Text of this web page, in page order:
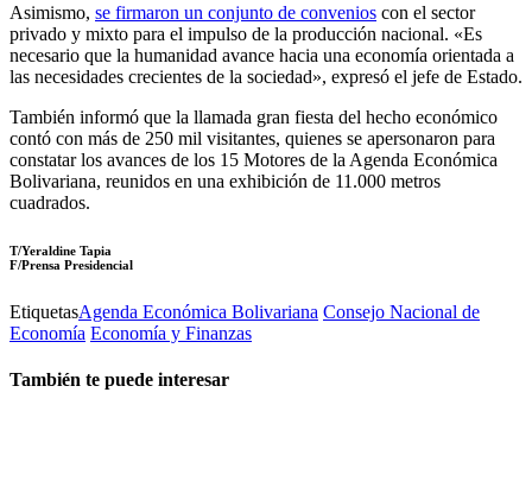
Asimismo, se firmaron un conjunto de convenios con el sector
privado y mixto para el impulso de la producción nacional. «Es
necesario que la humanidad avance hacia una economía orientada a
las necesidades crecientes de la sociedad», expresó el jefe de Estado.
También informó que la llamada gran fiesta del hecho económico
contó con más de 250 mil visitantes, quienes se apersonaron para
constatar los avances de los 15 Motores de la Agenda Económica
Bolivariana, reunidos en una exhibición de 11.000 metros
cuadrados.
T/Yeraldine Tapia
F/Prensa Presidencial
EtiquetasAgenda Económica Bolivariana Consejo Nacional de
Economía Economía y Finanzas
También te puede interesar